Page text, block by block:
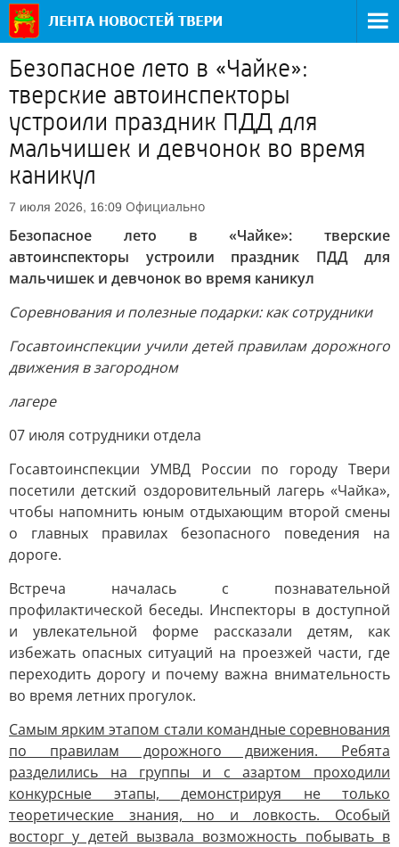
Безопасное лето в «Чайке»:
тверские автоинспекторы
устроили праздник ПДД для
мальчишек и девчонок во время
каникул
7 июля 2026, 16:09 Официально
Безопасное лето в «Чайке»: тверские
автоинспекторы устроили праздник ПДД для
мальчишек и девчонок во время каникул
Соревнования и полезные подарки: как сотрудники
Госавтоинспекции учили детей правилам дорожного
движения в загородном
лагере
07 июля сотрудники отдела
Госавтоинспекции УМВД России по городу Твери
посетили детский оздоровительный лагерь «Чайка»,
чтобы напомнить юным отдыхающим второй смены
о главных правилах безопасного поведения на
дороге.
Встреча началась с познавательной
профилактической беседы. Инспекторы в доступной
и увлекательной форме рассказали детям, как
избежать опасных ситуаций на проезжей части, где
переходить дорогу и почему важна внимательность
во время летних прогулок.
Самым ярким этапом стали командные соревнования
по правилам дорожного движения. Ребята
разделились на группы и с азартом проходили
конкурсные этапы, демонстрируя не только
теоретические знания, но и ловкость. Особый
восторг у детей вызвала возможность побывать в